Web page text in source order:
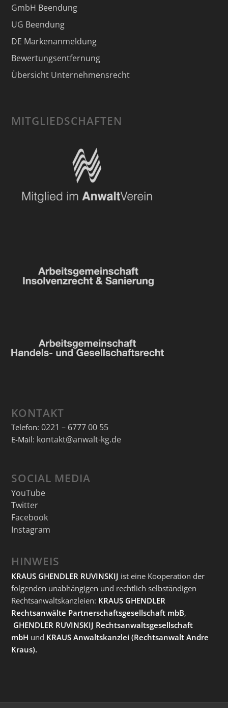
GmbH Beendung
UG Beendung
DE Markenanmeldung
Bewertungsentfernung
Übersicht Unternehmensrecht
MITGLIEDSCHAFTEN
KONTAKT
Telefon: 0221 – 6777 00 55
E-Mail: kontakt@anwalt-kg.de
SOCIAL MEDIA
YouTube
Twitter
Facebook
Instagram
HINWEIS
KRAUS GHENDLER RUVINSKIJ ist eine Kooperation der
folgenden unabhängigen und rechtlich selbständigen
Rechtsanwaltskanzleien: KRAUS GHENDLER
Rechtsanwälte Partnerschaftsgesellschaft mbB,
GHENDLER RUVINSKIJ Rechtsanwaltsgesellschaft
mbH und KRAUS Anwaltskanzlei (Rechtsanwalt Andre
Kraus).